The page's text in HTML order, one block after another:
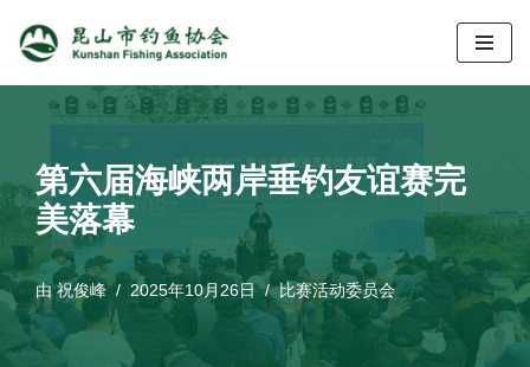
跳
第六届海峡两岸垂钓友谊赛完
美落幕
由祝俊峰 2025年10月26日 比赛活动委员会